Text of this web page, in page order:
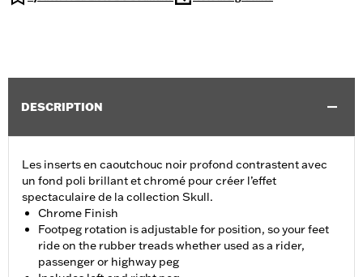
DESCRIPTION
Les inserts en caoutchouc noir profond contrastent avec
un fond poli brillant et chromé pour créer l’effet
spectaculaire de la collection Skull.
Chrome Finish
Footpeg rotation is adjustable for position, so your feet
ride on the rubber treads whether used as a rider,
passenger or highway peg